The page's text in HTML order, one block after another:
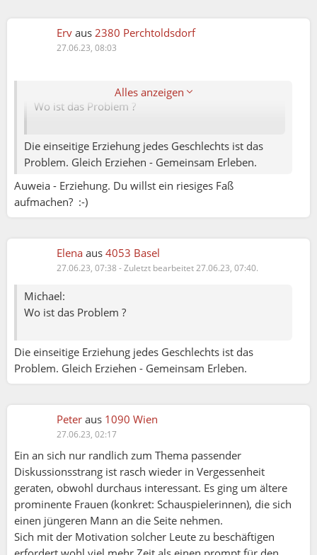
Erv aus 2380 Perchtoldsdorf
27.06.23, 08:03
Alles anzeigen
Wo ist das Problem ?
Die einseitige Erziehung jedes Geschlechts ist das
Problem. Gleich Erziehen - Gemeinsam Erleben.
Auweia - Erziehung. Du willst ein riesiges Faß
aufmachen? :-)
Elena aus 4053 Basel
27.06.23, 07:38 -Zuletzt bearbeitet 27.06.23, 07:40.
Michael:
Wo ist das Problem ?
Die einseitige Erziehung jedes Geschlechts ist das
Problem. Gleich Erziehen - Gemeinsam Erleben.
Peter aus 1090 Wien
27.06.23, 02:17
Ein an sich nur randlich zum Thema passender
Diskussionsstrang ist rasch wieder in Vergessenheit
geraten, obwohl durchaus interessant. Es ging um ältere
prominente Frauen (konkret: Schauspielerinnen), die sich
einen jüngeren Mann an die Seite nehmen.
Sich mit der Motivation solcher Leute zu beschäftigen